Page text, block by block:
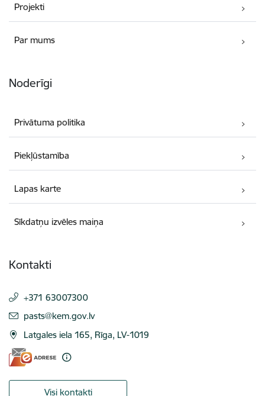
Projekti
Par mums
Noderīgi
Privātuma politika
Piekļūstamība
Lapas karte
Sīkdatņu izvēles maiņa
Kontakti
+371 63007300
E-pasts:
pasts@kem.gov.lv
Latgales iela 165, Rīga, LV-1019
Visi kontakti